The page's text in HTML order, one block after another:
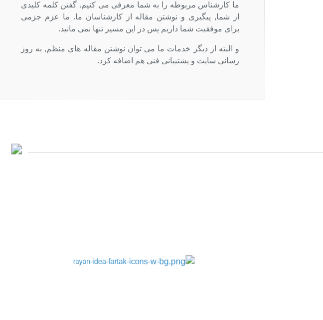
ما کارشناس مربوطه را به شما معرفی می کنیم. گفتن کلمه کلیدی
از شما, پیگیری و نوشتن مقاله از کارشناسان ما. ما عزم جزمی
برای موفقیت شما داریم پس در این مسیر تنها نمی مانید.
و البته از دیگر خدمات ما می توان نوشتن مقاله های منظم, به روز
رسانی سایت و پشتیبانی فنی هم اضافه کرد.